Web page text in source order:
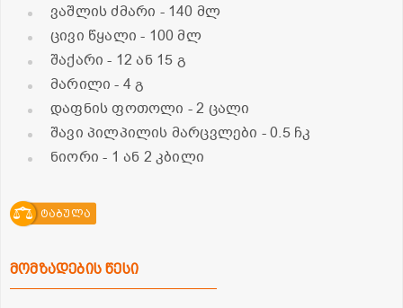
ვაშლის ძმარი - 140 მლ
ცივი წყალი- 100 მლ
შაქარი- 12 ან 15 გ
მარილი- 4 გ
დაფნის ფოთოლი - 2 ცალი
შავი პილპილის მარცვლები - 0.5 ჩკ
ნიორი- 1 ან 2 კბილი
ტაბულა
მომზადების წესი